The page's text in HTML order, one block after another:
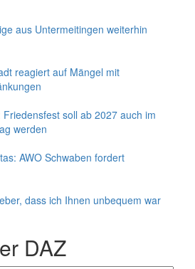
aus Untermeitingen weiterhin
reagiert auf Mängel mit
Friedens­fest soll ab 2027 auch im
werden
AWO Schwaben fordert
dass ich Ihnen unbequem war
DAZ